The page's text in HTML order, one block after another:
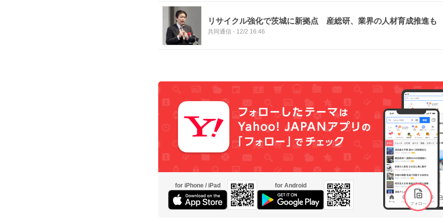
リサイクル強化で茨城に新拠点 産総研、業界の人材育成推進も
共同通信 - 12/2 16:46
for iPhone / iPad for Android